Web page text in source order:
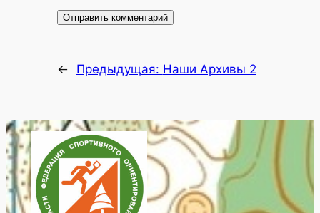
← Предыдущая: Наши Архивы 2